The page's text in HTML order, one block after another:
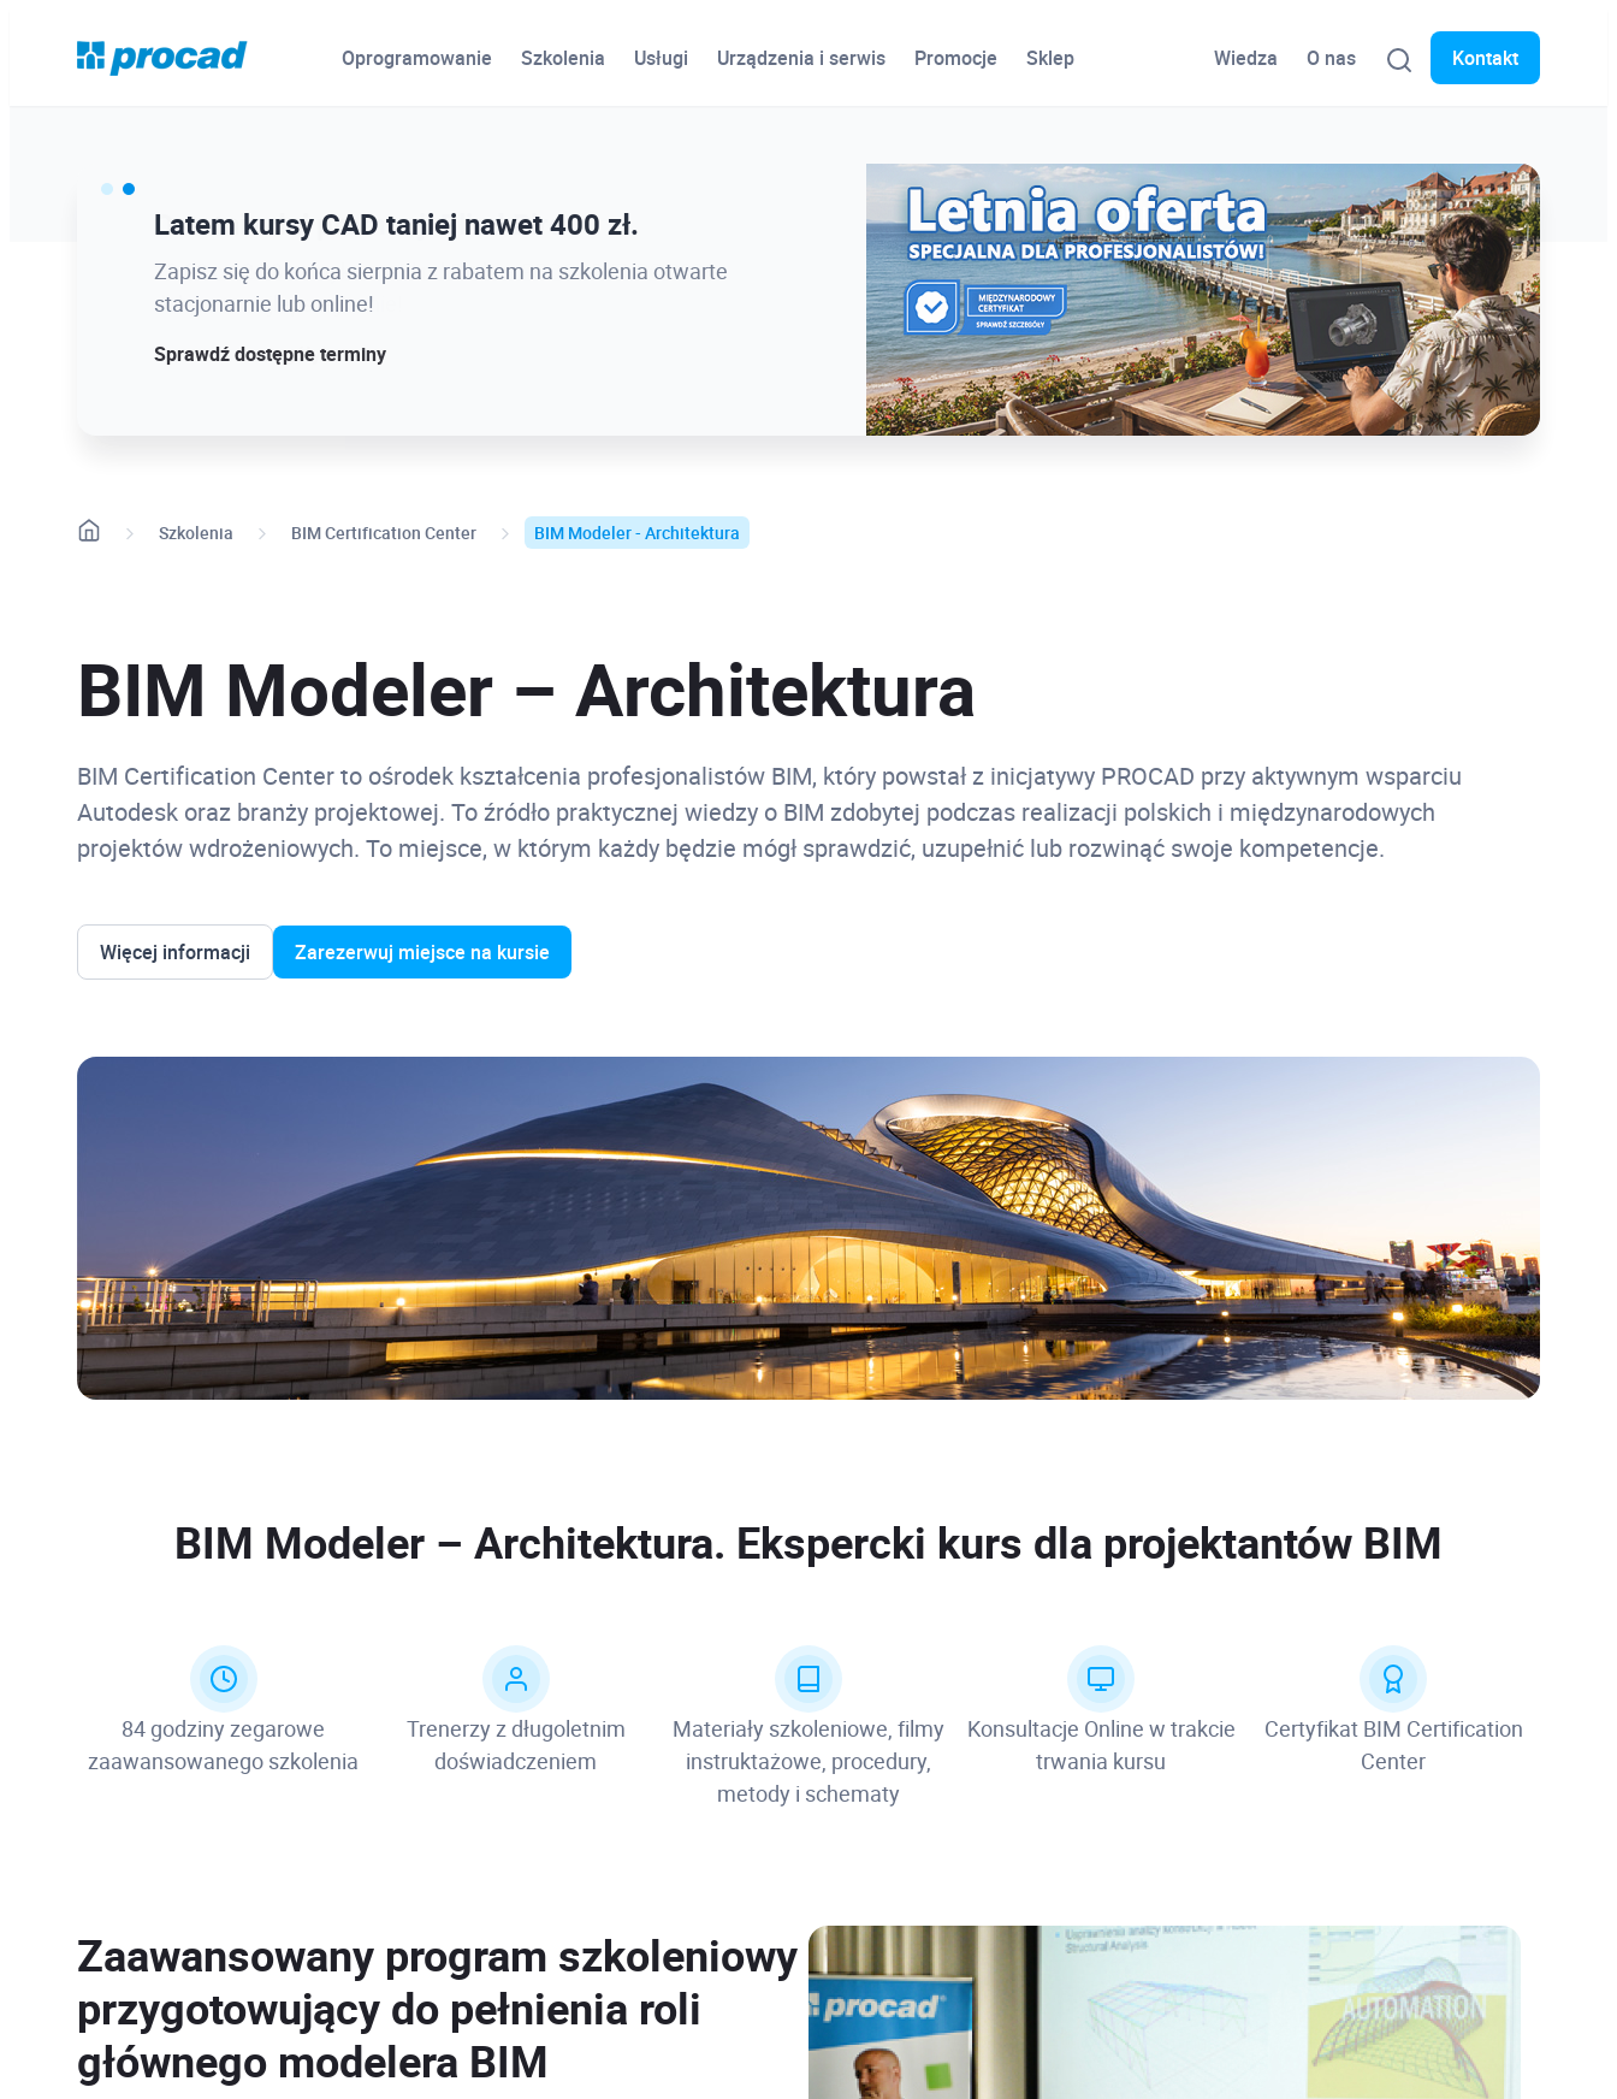
Oprogramowanie Szkolenia Usługi Urządzenia i serwis Promocje Sklep Wiedza O nas Kontakt
Ostatnie dni promocji Blind Bird
12.08 o 12:08 zamykamy Blind Bird na PROCAD EXPO 2026 -
dołącz w najlepszej cenie!
Sprawdź szczegóły!
Latem kursy CAD taniej nawet 400 zł.
Zapisz się do końca sierpnia z rabatem na szkolenia otwarte
stacjonarnie lub online!
Sprawdź dostępne terminy
Szkolenia BIM Certification Center BIM Modeler - Architektura
BIM Modeler – Architektura
BIM Certification Center to ośrodek kształcenia profesjonalistów BIM, który powstał z inicjatywy PROCAD przy aktywnym wsparciu
Autodesk oraz branży projektowej. To źródło praktycznej wiedzy o BIM zdobytej podczas realizacji polskich i międzynarodowych
projektów wdrożeniowych. To miejsce, w którym każdy będzie mógł sprawdzić, uzupełnić lub rozwinąć swoje kompetencje.
Więcej informacji Zarezerwuj miejsce na kursie
BIM Modeler – Architektura. Ekspercki kurs dla projektantów BIM
84 godziny zegarowe
zaawansowanego szkolenia
Trenerzy z długoletnim
doświadczeniem
Materiały szkoleniowe, filmy
instruktażowe, procedury,
metody i schematy
Konsultacje Online w trakcie
trwania kursu
Certyfikat BIM Certification
Center
Zaawansowany program szkoleniowy
przygotowujący do pełnienia roli
głównego modelera BIM